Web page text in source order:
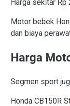
Harga sekitar Rp
Motor bebek
dan biaya
Harga
Segmen sport
Honda CB150R